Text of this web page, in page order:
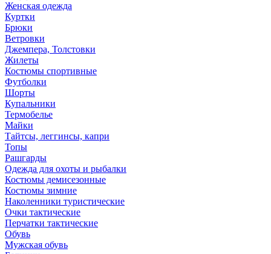
Женская одежда
Куртки
Брюки
Ветровки
Джемпера, Толстовки
Жилеты
Костюмы спортивные
Футболки
Шорты
Купальники
Термобелье
Майки
Тайтсы, леггинсы, капри
Топы
Рашгарды
Одежда для охоты и рыбалки
Костюмы демисезонные
Костюмы зимние
Наколенники туристические
Очки тактические
Перчатки тактические
Обувь
Мужская обувь